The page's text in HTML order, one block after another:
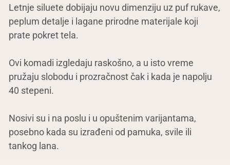
Letnje siluete dobijaju novu dimenziju uz puf rukave,
peplum detalje i lagane prirodne materijale koji
prate pokret tela.
Ovi komadi izgledaju raskošno, a u isto vreme
pružaju slobodu i prozračnost čak i kada je napolju
40 stepeni.
Nosivi su i na poslu i u opuštenim varijantama,
posebno kada su izrađeni od pamuka, svile ili
tankog lana.